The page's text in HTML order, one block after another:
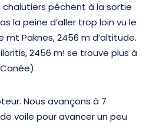
chalutiers pêchent à la sortie
la peine d’aller trop loin vu le
mt Paknes, 2456 m d’altitude.
2456 m! se trouve plus à
Nous avançons à 7
voile pour avancer un peu